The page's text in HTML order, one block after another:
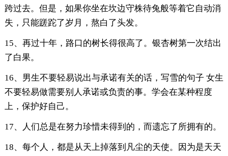
跨过去。但是，如果你坐在坎边守株待兔般等着它自动消
失，只能蹉跎了岁月，熬白了头发。
15、再过十年，路口的树长得很高了。银杏树第一次结出
了白果。
16、男生不要轻易说出与承诺有关的话，写雪的句子 女生
不要轻易做需要别人承诺或负责的事。学会在某种程度
上，保护好自己。
17、人们总是在努力珍惜未得到的，而遗忘了所拥有的。
18、每个人，都是从天上掉落到凡尘的天使。因为是天天